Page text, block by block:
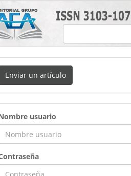
Enviar un artículo
usuario